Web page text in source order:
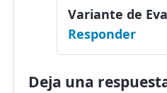
Variante de Eva
Responder
Deja una